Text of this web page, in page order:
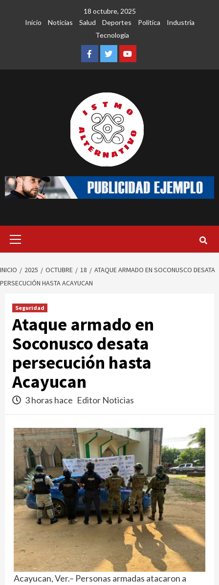
18 octubre, 2025
Inicio
Noticias Salud Deportes Política
Industria
Tecnología
Facebook
TwitterYoutube
Menú
INICIO 2025 OCTUBRE 18
ATAQUE ARMADO EN SOCONUSCO DESATA
PERSECUCIÓN HASTA ACAYUCAN
Seguridad
Ataque armado en
Soconusco desata
persecución hasta
Acayucan
3 horas hace Editor Noticias
Acayucan, Ver.– Personas armadas atacaron a